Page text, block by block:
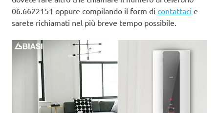
06.6622151 oppure compilando il form di contattaci e
sarete richiamati nel più breve tempo possibile.